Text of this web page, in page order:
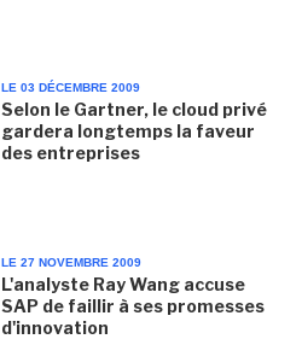
LE 03 DÉCEMBRE 2009
Selon le Gartner, le cloud privé
gardera longtemps la faveur
des entreprises
LE 27 NOVEMBRE 2009
L'analyste Ray Wang accuse
SAP de faillir à ses promesses
d'innovation